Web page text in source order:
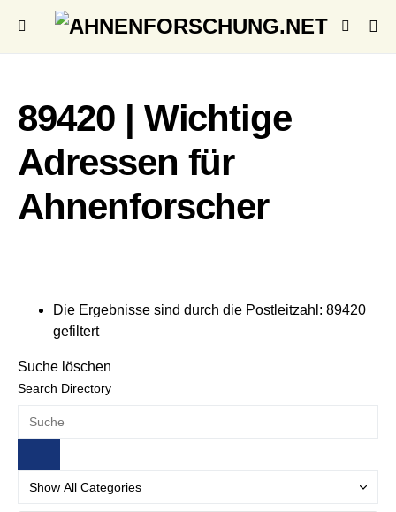
89420 | Wichtige
Adressen für
Ahnenforscher
Die Ergebnisse sind durch die Postleitzahl: 89420
gefiltert
Suche löschen
Search Directory